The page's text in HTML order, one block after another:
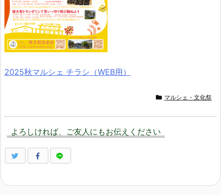
2025秋マルシェ チラシ（WEB用）
マルシェ・文化祭
よろしければ、ご友人にもお伝えください